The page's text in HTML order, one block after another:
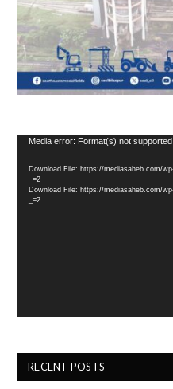
Video
Media error: Format(s) not
Download File: https://mediasaheb.com/
_=2
Download File: https://mediasaheb.com/
_=2
RECENT POSTS